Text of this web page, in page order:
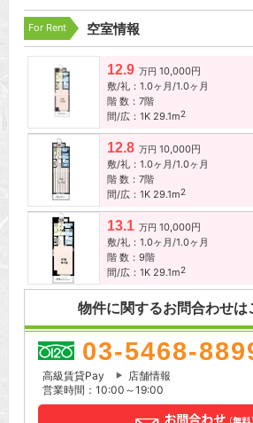
For Rent 空室情報
12.9 万円 10,000円
敷/礼：1.0ヶ月/1.0ヶ月
階 数：7階
間/広：1K 29.1m2
12.8 万円 10,000円
敷/礼：1.0ヶ月/1.0ヶ月
階 数：7階
間/広：1K 29.1m2
13.1 万円 10,000円
敷/礼：1.0ヶ月/1.0ヶ月
階 数：9階
間/広：1K 29.1m2
物件に関するお問合わせは
03-5468-
高級賃貸Pay
店舗情報
営業時間：10:00～19:00